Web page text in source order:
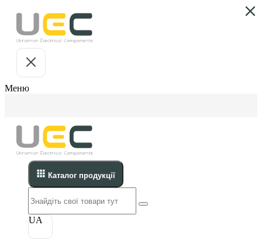
Меню
Каталог продукції
UA